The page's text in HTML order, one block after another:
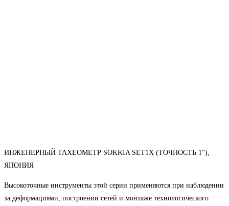
ИНЖЕНЕРНЫЙ ТАХЕОМЕТР SOKKIA SET1X (ТОЧНОСТЬ 1"),
ЯПОНИЯ
Высокоточные инструменты этой серии применяются при наблюдении
за деформациями, построении сетей и монтаже технологического